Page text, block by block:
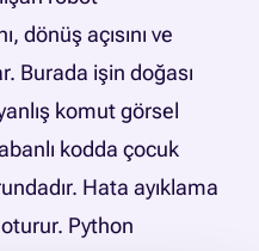
dönüş açısını ve
Burada işin doğası
komut görsel
kodda çocuk
Hata ayıklama
oturur. Python